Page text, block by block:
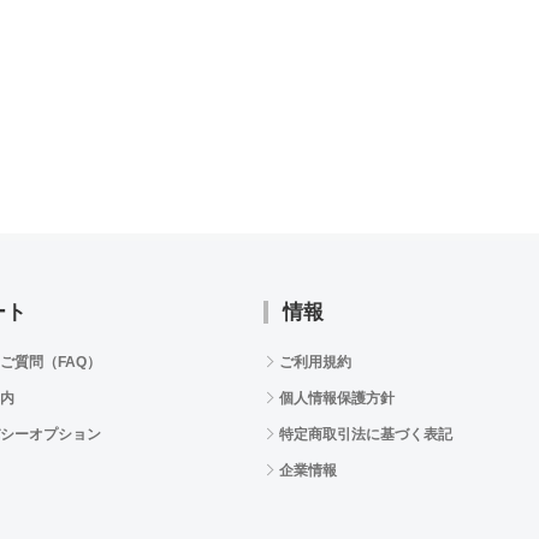
質問（FAQ）
ーオプション
情報
ご利用規約
個人情報保護方針
特定商取引法に基づく表記
企業情報